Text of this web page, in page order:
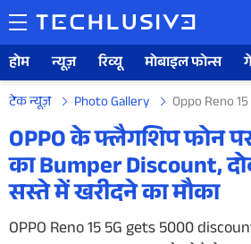
होम न्यूज़ रिव्यू मोबाइल फोन्स
होम
न्यूज़
टेक न्यूज़ Photo Gallery Oppo Reno
OPPO के फ्लैगशिप फोन
का Bumper Discount,
सस्ते में खरीदने का मौका
OPPO Reno 15 5G gets 5000